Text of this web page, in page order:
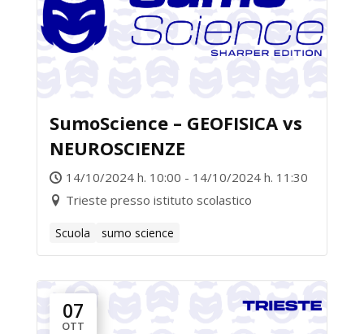
SumoScience – GEOFISICA vs
NEUROSCIENZE
14/10/2024 h. 10:00 - 14/10/2024 h. 11:30
Trieste presso istituto scolastico
Scuola sumo science
07
OTT